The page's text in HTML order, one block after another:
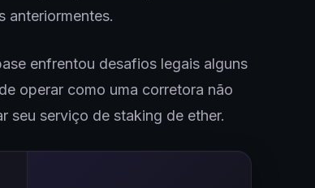
anteriormentes.
enfrentou desafios legais alguns
operar como uma corretora não
seu serviço de staking de ether.